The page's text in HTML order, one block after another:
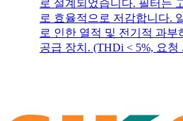
로 설계되었습니다. 필터는
로 효율적으로 저감합니다.
로 인한 열적 및 전기적 과
공급 장치. (THDi < 5%, 요청